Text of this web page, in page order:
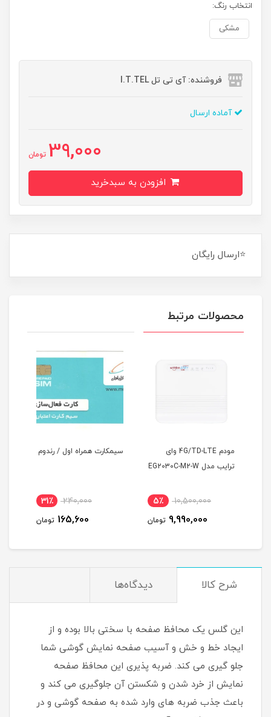
انتخاب رنگ:
مشکی
فروشنده: آی تی تل I.T.TEL
آماده ارسال
39,000 تومان
⭐ارسال رایگان
محصولات مرتبط
مودم 4G/TD-LTE وای
ترایب مدل EG2030C-M2-W
10,500,000 5٪
9,990,000 تومان
سیمکارت همراه اول / رندوم
240,000 31٪
165,600 تومان
شرح کالا دیدگاه‌ها
این گلس یک محافظ صفحه با سختی بالا بوده و از
ایجاد خط و خش و آسیب صفحه نمایش گوشی شما
جلو گیری می کند. ضربه پذیری این محافظ صفحه
نمایش از خرد شدن و شکستن آن جلوگیری می کند و
باعث جذب ضربه های وارد شده به صفحه گوشی و در